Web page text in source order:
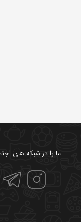
ما را در شبکه های